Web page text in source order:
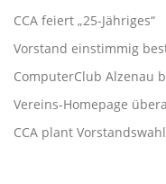
CCA feiert „25-Jähriges“
Vorstand einstimmig
ComputerClub Alzenau
Vereins-Homepage
CCA plant